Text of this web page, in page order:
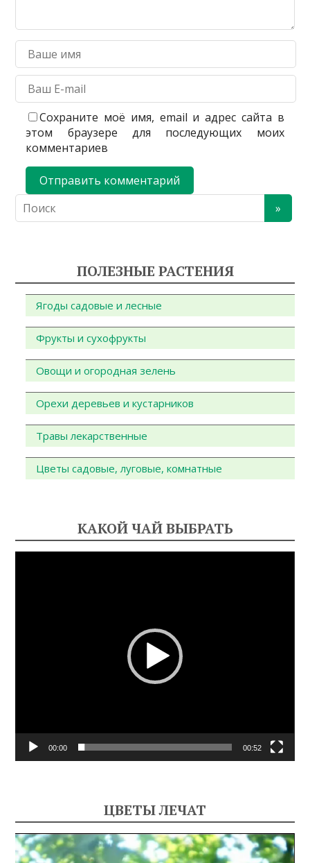
Сохраните моё имя, email и адрес сайта в
этом браузере для последующих моих
комментариев
ПОЛЕЗНЫЕ РАСТЕНИЯ
Ягоды садовые и лесные
Фрукты и сухофрукты
Овощи и огородная зелень
Орехи деревьев и кустарников
Травы лекарственные
Цветы садовые, луговые, комнатные
КАКОЙ ЧАЙ ВЫБРАТЬ
00:00 00:52
ЦВЕТЫ ЛЕЧАТ
Видеоплеер